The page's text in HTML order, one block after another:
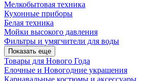
Мелкобытовая техника
Кухонные приборы
Белая техника
Мойки высокого давления
Фильтры и умягчители для воды
Показать еще
Товары для Нового Года
Елочные и Новогодние украшения
Карнавальные костюмы и аксессуары